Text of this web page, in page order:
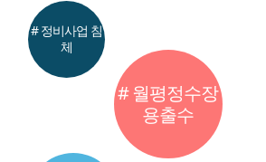
# 월평정수장
용출수
# 정비사업 침
체